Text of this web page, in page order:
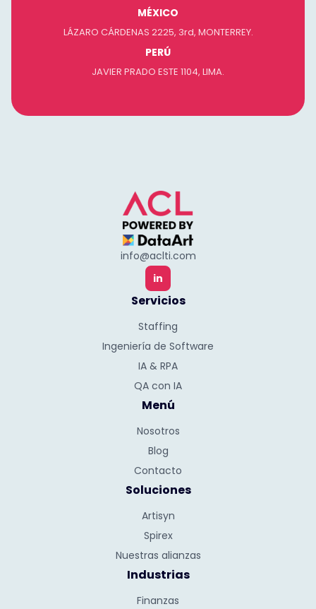
MÉXICO
LÁZARO CÁRDENAS 2225, 3rd, MONTERREY.
PERÚ
JAVIER PRADO ESTE 1104, LIMA.
info@aclti.com
in
Servicios
Staffing
Ingeniería de Software
IA & RPA
QA con IA
Menú
Nosotros
Blog
Contacto
Soluciones
Artisyn
Spirex
Nuestras alianzas
Industrias
Finanzas